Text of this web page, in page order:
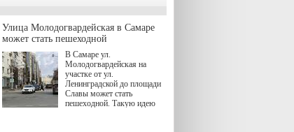
человека.
Улица Молодогвардейская в Самаре
может стать пешеходной
В Самаре ул.
Молодогвардейская на
участке от ул.
Ленинградской до площади
Славы может стать
пешеходной. Такую идею